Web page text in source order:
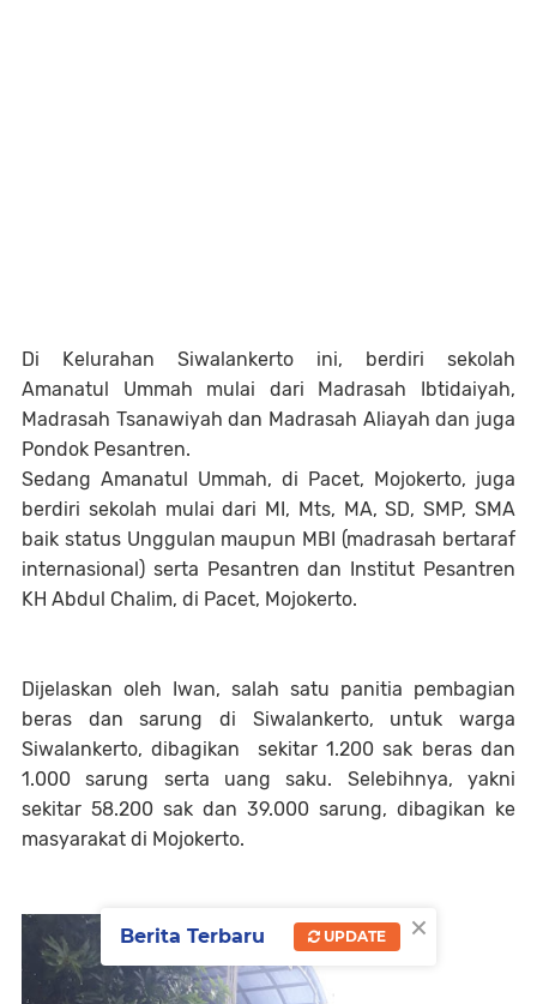
Di Kelurahan Siwalankerto ini, berdiri sekolah
Amanatul Ummah mulai dari Madrasah Ibtidaiyah,
Madrasah Tsanawiyah dan Madrasah Aliayah dan juga
Pondok Pesantren.
Sedang Amanatul Ummah, di Pacet, Mojokerto, juga
berdiri sekolah mulai dari MI, Mts, MA, SD, SMP, SMA
baik status Unggulan maupun MBI (madrasah bertaraf
internasional) serta Pesantren dan Institut Pesantren
KH Abdul Chalim, di Pacet, Mojokerto.
Dijelaskan oleh Iwan, salah satu panitia pembagian
beras dan sarung di Siwalankerto, untuk warga
Siwalankerto, dibagikan sekitar 1.200 sak beras dan
1.000 sarung serta uang saku. Selebihnya, yakni
sekitar 58.200 sak dan 39.000 sarung, dibagikan ke
masyarakat di Mojokerto.
×
Berita Terbaru UPDATE